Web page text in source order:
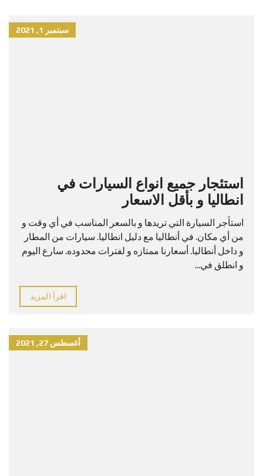
سبتمبر 1, 2021
استئجار جميع انواع السيارات في
انطاليا و بأقل الاسعار
استأجر السيارة التي تريدها و بالسعر المناسب في أي وقت و
من أي مكان. في أنطاليا مع دليل انطاليا. سيارات من المطار
و داخل أنطاليا. أسعارنا ممتازه و لفترات محدوده. سارع اليوم
و انطلق في...
اقرأ المزيد
أغسطس 27, 2021